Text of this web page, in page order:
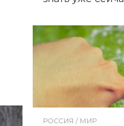
РОССИЯ / МИР